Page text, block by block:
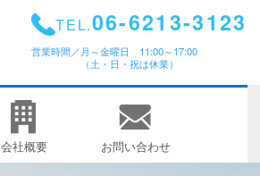
TEL.06-6213-3123
営業時間／ 月～金曜日 11:00～17:00
（土・日・祝は休業）
会社概要 お問い合わせ